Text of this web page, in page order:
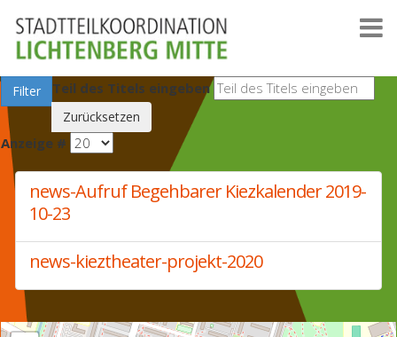
Teil des Titels eingeben
Filter
Zurücksetzen
Anzeige #
news-Aufruf Begehbarer Kiezkalender 2019-
10-23
news-kieztheater-projekt-2020